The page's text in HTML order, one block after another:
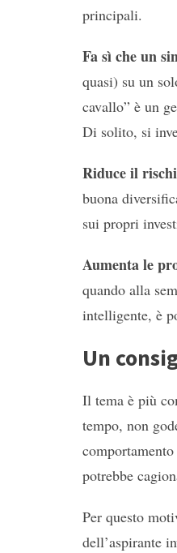
principali.
Fa sì che un
quasi) su un
cavallo” è un
Di solito, si
Riduce il
buona
sui propri
Aumenta le
quando alla
intelligente, è
Un
Il tema è più
tempo, non
potrebbe
Per questo
dell’aspirante